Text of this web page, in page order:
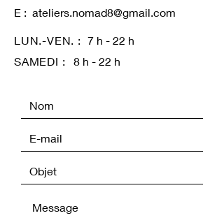
E : ateliers.nomad8@gmail.com
LUN.-VEN. : 7 h - 22 h
SAMEDI : 8 h - 22 h